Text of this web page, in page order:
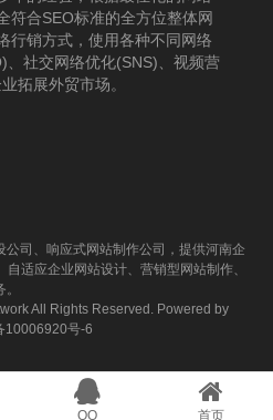
QQ 首页
符合SEO标准的全方位整体网
行销方式，使用各种不同网络
社交网络优化(SNS)、视频营
拓展外贸市场。
司、响应式网站制作公司，提供河南企
适应企业网站设计、营销型网站制作、
All Rights Reserved. Powered by
10006920号-6